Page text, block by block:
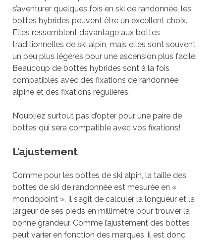
s’aventurer quelques fois en ski de randonnée, les
bottes hybrides peuvent être un excellent choix.
Elles ressemblent davantage aux bottes
traditionnelles de ski alpin, mais elles sont souvent
un peu plus légères pour une ascension plus facile.
Beaucoup de bottes hybrides sont à la fois
compatibles avec des fixations de randonnée
alpine et des fixations régulières.
N’oubliez surtout pas d’opter pour une paire de
bottes qui sera compatible avec vos fixations!
L’ajustement
Comme pour les bottes de ski alpin, la taille des
bottes de ski de randonnée est mesurée en «
mondopoint ». Il s’agit de calculer la longueur et la
largeur de ses pieds en millimètre pour trouver la
bonne grandeur. Comme l’ajustement des bottes
peut varier en fonction des marques, il est donc